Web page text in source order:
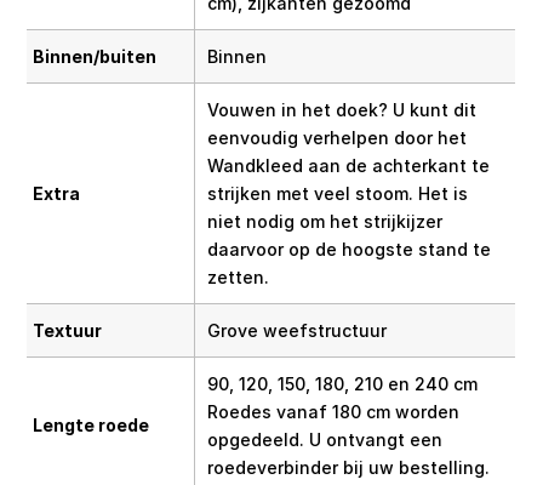
Binnen/buiten Binnen
Extra
Vouwen in het doek? U kunt dit
eenvoudig verhelpen door het
Wandkleed aan de achterkant te
strijken met veel stoom. Het is
niet nodig om het strijkijzer
daarvoor op de hoogste stand te
zetten.
Textuur Grove weefstructuur
Lengte roede
90, 120, 150, 180, 210 en 240 cm
Roedes vanaf 180 cm worden
opgedeeld. U ontvangt een
roedeverbinder bij uw bestelling.